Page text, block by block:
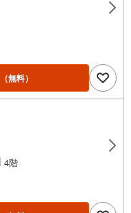
（無料）
4階